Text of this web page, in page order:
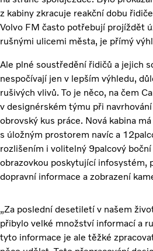
z kabiny zkracuje reakční dobu
Volvo FM často potřebují projíždět
rušnými ulicemi města, je přímý
Ale plné soustředění řidičů a jejich
nespočívají jen v lepším výhledu,
rušivých vlivů. To je něco, na čem
v designérském týmu při
obrovský kus práce. Nová kabina
s úložným prostorem navíc a
rozlišením i volitelný 9palcový
obrazovkou poskytující infosystém,
dopravní informace a zobrazení
„Za poslední desetiletí v našem
přibylo velké množství informací a
tyto informace je ale těžké